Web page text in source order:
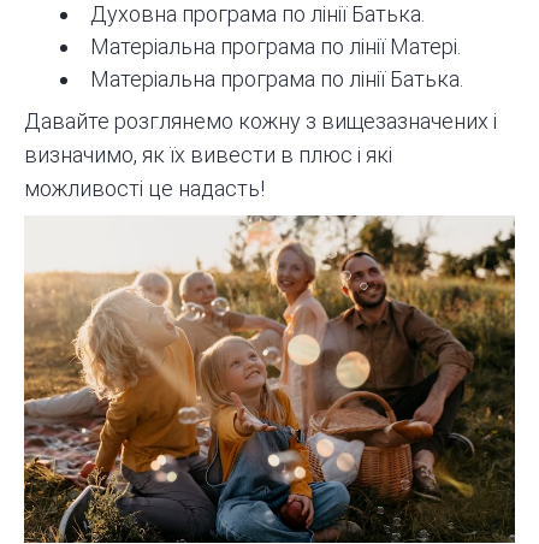
Духовна програма по лінії Батька.
Матеріальна програма по лінії Матері.
Матеріальна програма по лінії Батька.
Давайте розглянемо кожну з вищезазначених і
визначимо, як їх вивести в плюс і які
можливості це надасть!